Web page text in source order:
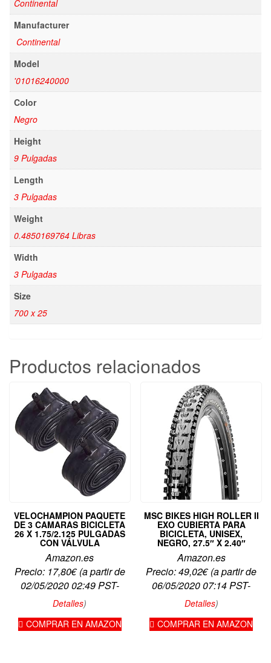
Continental
Manufacturer
Continental
Model
'01016240000
Color
Negro
Height
9 Pulgadas
Length
3 Pulgadas
Weight
0.4850169764 Libras
Width
3 Pulgadas
Size
700 x 25
Productos relacionados
VELOCHAMPION PAQUETE
DE 3 CAMARAS BICICLETA
26 X 1.75/2.125 PULGADAS
CON VÁLVULA
Amazon.es
Precio: 17,80€(a partir de
02/05/2020 02:49 PST-
Detalles)
COMPRAR EN AMAZON
MSC BIKES HIGH ROLLER II
EXO CUBIERTA PARA
BICICLETA, UNISEX,
NEGRO, 27.5″ X 2.40″
Amazon.es
Precio:49,02€(a partir de
06/05/2020 07:14 PST-
Detalles)
COMPRAR EN AMAZON